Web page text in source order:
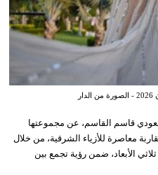
قاسم القاسم، عن مجموعتها
تميزت بمقاربة معاصرة للأزياء الشرقية، من خلال
الأبعاد، ضمن رؤية تجمع بين